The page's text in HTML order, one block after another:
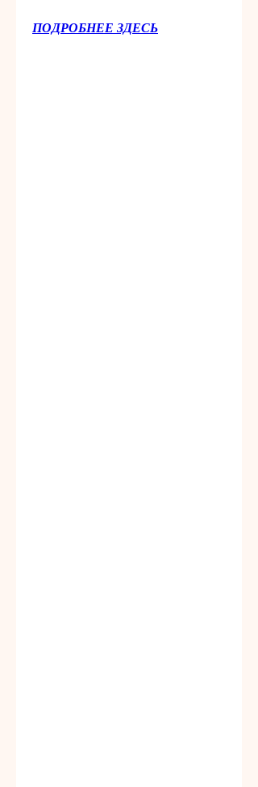
ПОДРОБНЕЕ ЗДЕСЬ